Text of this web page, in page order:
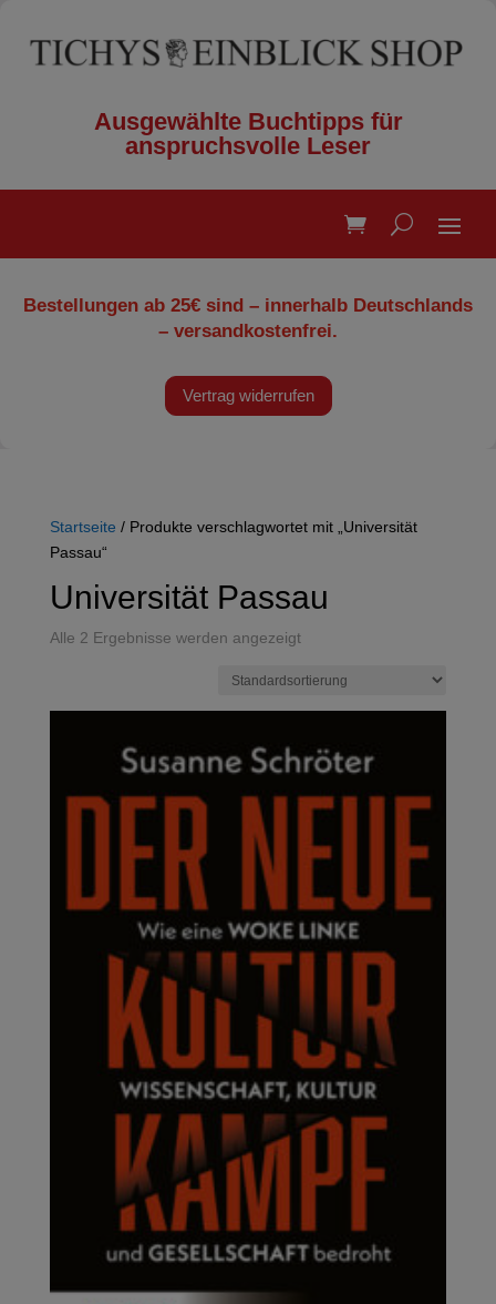
Ausgewählte Buchtipps für
anspruchsvolle Leser
Bestellungen ab 25€ sind – innerhalb Deutschlands
– versandkostenfrei.
Vertrag widerrufen
Startseite / Produkte verschlagwortet mit „Universität
Passau“
Universität Passau
Alle 2 Ergebnisse werden angezeigt